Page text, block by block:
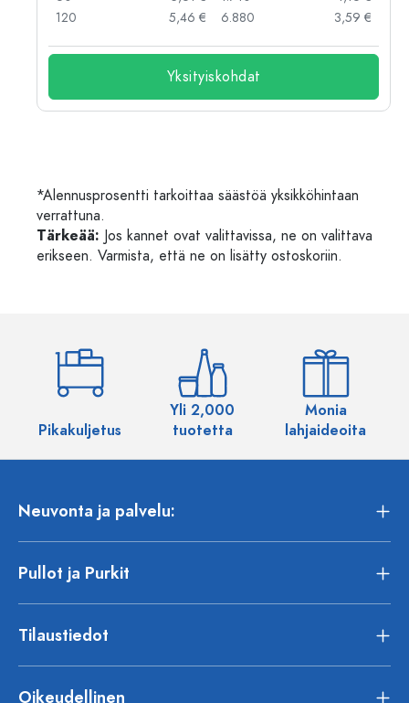
120
5,46 €
6.880
3,59 €
Yksityiskohdat
*Alennusprosentti tarkoittaa säästöä yksikköhintaan
verrattuna.
Tärkeää: Jos kannet ovat valittavissa, ne on valittava
erikseen. Varmista, että ne on lisätty ostoskoriin.
Pikakuljetus
Yli 2,000
tuotetta
Monia
lahjaideoita
Neuvonta ja palvelu:
Pullot ja Purkit
Tilaustiedot
Oikeudellinen